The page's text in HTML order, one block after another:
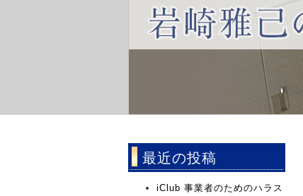
最近の投稿
iClub 事業者のためのハラス